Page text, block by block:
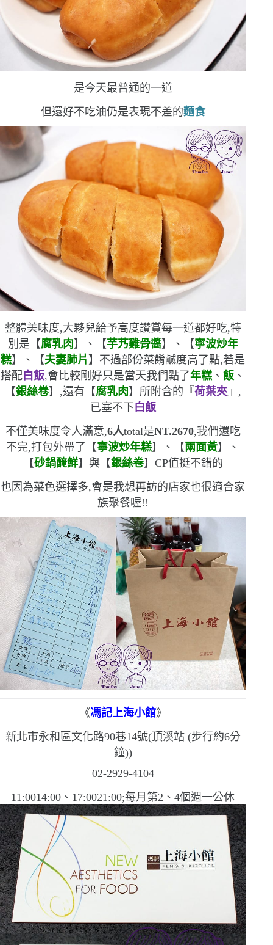
是今天最普通的一道
但還好不吃油仍是表現不差的麵食
整體美味度,大夥兒給予高度讚賞每一道都好吃,特
別是 【腐乳肉 】、【芋艿雞骨醬】、【寧波炒年
糕】、【夫妻肺片 】 不過部份菜餚鹹度高了點,若是
搭配 白飯,會比較剛好只是當天我們點了年糕 、飯 、
【銀絲卷】,還有【腐乳肉 】所附含的 『 荷葉夾』,
已塞不下 白飯
不僅美味度令人滿意,6人total是NT.2670,我們還吃
不完,打包外帶了
【寧波炒年糕】、【兩面黃】、
【砂鍋醃鮮】與【銀絲卷】 CP值挺不錯的
也因為菜色選擇多,會是我想再訪的店家也很適合家
族聚餐喔!!
《馮記上海小館》
新北市永和區文化路90巷14號(頂溪站(步行約6分
鐘))
02-2929-4104
11:0014:00 、 17:0021:00;每月第2 、4個週一公休